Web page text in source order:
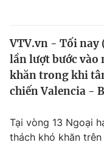
Tin tức
Thế giới đó đây
Câu chuyện quốc tế
Kinh tế
Tài chính
Góc doanh nghiệp
Dữ liệu và đời
Truyền hình
VTV.vn - Tối nay
lần lượt bước vào
khăn trong khi
chiến Valencia -
Tại vòng 13 Ngoại
thách khó khăn